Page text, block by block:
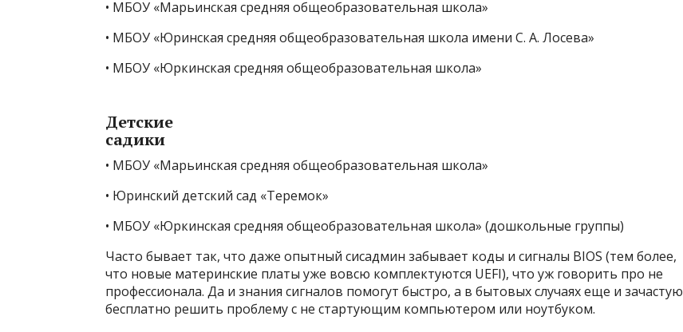
• МБОУ «Марьинская средняя общеобразовательная школа»
• МБОУ «Юринская средняя общеобразовательная школа имени С. А. Лосева»
• МБОУ «Юркинская средняя общеобразовательная школа»
Детские
садики
• МБОУ «Марьинская средняя общеобразовательная школа»
• Юринский детский сад «Теремок»
• МБОУ «Юркинская средняя общеобразовательная школа» (дошкольные группы)
Часто бывает так, что даже опытный сисадмин забывает коды и сигналы BIOS (тем более,
что новые материнские платы уже вовсю комплектуются UEFI), что уж говорить про не
профессионала. Да и знания сигналов помогут быстро, а в бытовых случаях еще и зачастую
бесплатно решить проблему с не стартующим компьютером или ноутбуком.